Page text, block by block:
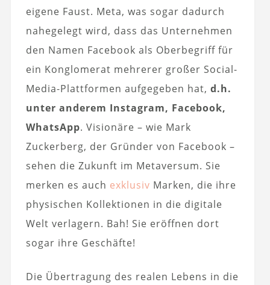
eigene Faust. Meta, was sogar dadurch
nahegelegt wird, dass das Unternehmen
den Namen Facebook als Oberbegriff für
ein Konglomerat mehrerer großer Social-
Media-Plattformen aufgegeben hat, d.h.
unter anderem Instagram, Facebook,
WhatsApp. Visionäre – wie Mark
Zuckerberg, der Gründer von Facebook –
sehen die Zukunft im Metaversum. Sie
merken es auch exklusiv Marken, die ihre
physischen Kollektionen in die digitale
Welt verlagern. Bah! Sie eröffnen dort
sogar ihre Geschäfte!
Die Übertragung des realen Lebens in die